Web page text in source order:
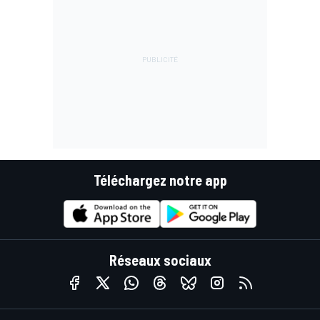
Téléchargez notre app
Réseaux sociaux